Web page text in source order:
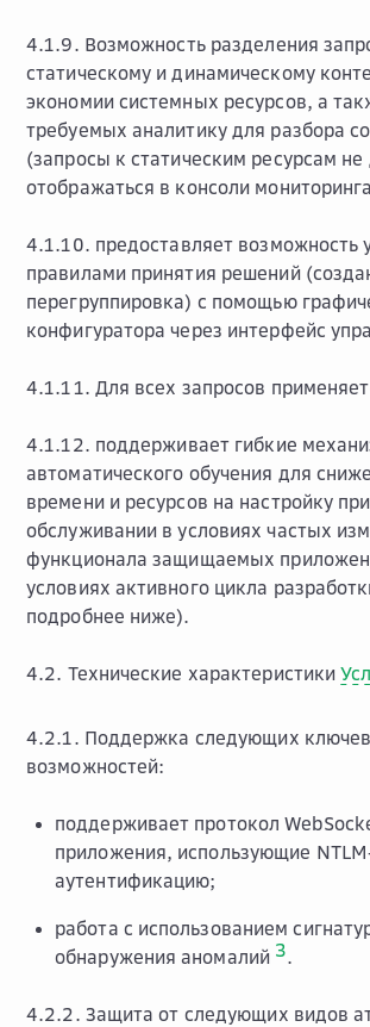
4.1.9. Возможность разделения
статическому и динамическому
экономии системных ресурсов, а
требуемых аналитику для разбора
(запросы к статическим ресурсам
отображаться в консоли
4.1.10. предоставляет возможность
правилами принятия решений
перегруппировка) с помощью
конфигуратора через интерфейс
4.1.11. Для всех запросов
4.1.12. поддерживает гибкие
автоматического обучения для
времени и ресурсов на настройку
обслуживании в условиях частых
функционала защищаемых
условиях активного цикла
подробнее ниже).
4.2. Технические характеристики
4.2.1. Поддержка следующих
возможностей:
поддерживает протокол
приложения, использующие
аутентификацию;
работа с использованием
обнаружения аномалий 3.
4.2.2. Защита от следующих видов